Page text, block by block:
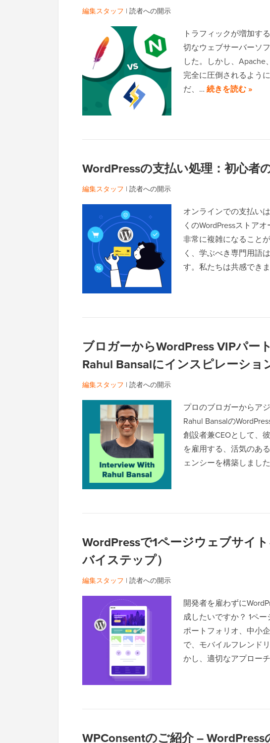
編集スタッフ | 読者への開示
トラフィックが増加す
切なウェブサーバーソ
した。しかし、Apache
完全に圧倒されるよう
だ、… 続きを読む »
WordPressの支払い処理：初心者
編集スタッフ | 読者への開示
オンラインでの支払い
くのWordPressストア
非常に複雑になること
く、学ぶべき専門用語
す。私たちは共感でき
ブロガーからWordPress VIPパー
Rahul Bansalにインスピレーショ
編集スタッフ | 読者への開示
プロのブロガーからア
Rahul Bansalの
創設者兼CEOとして、
を雇用する、活気のあ
ェンシーを構築しまし
WordPressで1ページウェブサイ
バイステップ）
編集スタッフ | 読者への開示
開発者を雇わずに
成したいですか？ 1ペ
ポートフォリオ、中小
で、モバイルフレンド
かし、適切なアプロー
WPConsentのご紹介 –